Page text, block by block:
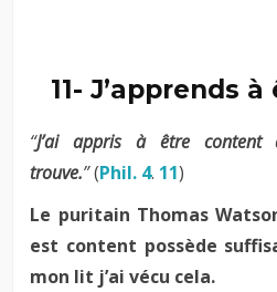
11- J’apprends
“J’ai appris à être
trouve.”(Phil. 4. 11)
Le puritain Thomas
est content possède
mon lit j’ai vécu cela.